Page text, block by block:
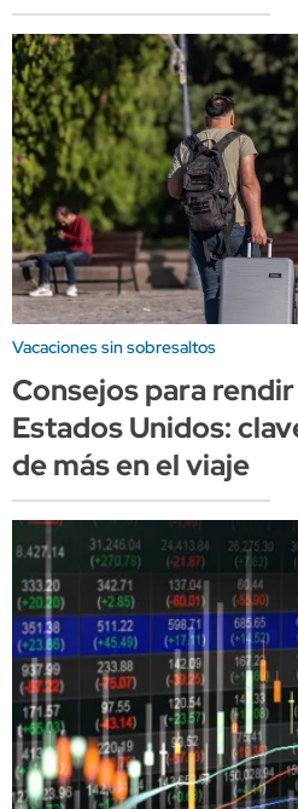
Vacaciones sin sobresaltos
Consejos para
Estados Unidos:
de más en el viaje